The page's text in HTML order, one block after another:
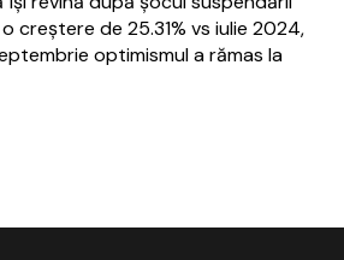
creştere de 25.31% vs iulie 2024,
optimismul a rămas la